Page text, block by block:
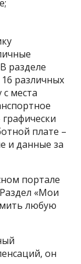
разделе
различных
места
плате –
и данные за
портале
«Мои
любую
он